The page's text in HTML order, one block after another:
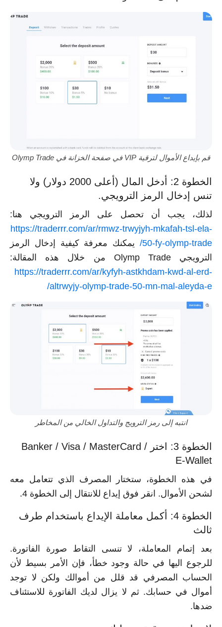
قم بإيداع الأموال لترقية VIP في صفحة الخزانة في Olymp Trade
الخطوة 2: أدخل المال (أعلى 2000 دولار) ولا
تنس إدخال الرمز الترويجي.
لذلك، يجب أن تحصل على الرمز الترويجي هنا:
https://traderrr.com/ar/rmwz-trwyjyh-mkafah-tsl-ela-
50-fy-olymp-trade/
يمكنك معرفة كيفية إدخال الرمز
الترويجي Olymp Trade من خلال هذه المقالة:
https://traderrr.com/ar/kyfyh-astkhdam-kwd-al-erd-
altrwyjy-olymp-trade-50-mn-mal-aleyda-e/
انتبه إلى رمز الترويج والتداول الخالي من المخاطر
الخطوة 3: اختر Banker / Visa / MasterCard /
E-Wallet
في هذه الخطوة، ستختار المصرف الذي تتعامل معه
لشحن الأموال. انقر فوق إيداع للانتقال إلى الخطوة 4.
الخطوة 4: أكمل معاملة الإيداع باستخدام طرف
ثالث
بعد إتمام المعاملة، لا تنسى التقاط صورة الفاتورة.
للرجوع اليها في حالة وجود خطأ، فإن الأمر بسيط لأن
الحساب المصرفي قد قلل من أموالك ولكن لا توجد
أموال في حسابك. ثم لا يزال لديك الفاتورة للاستئناف
ضدها.